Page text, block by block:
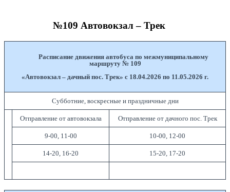
№109 Автовокзал – Трек
Расписание движения автобуса по межмуниципальному
маршруту № 109
«Автовокзал – дачный пос. Трек» с 18.04.2026 по 11.05.2026 г.
Субботние, воскресные и праздничные дни
Отправление от автовокзала Отправление от дачного пос. Трек
9-00, 11-00 10-00, 12-00
14-20, 16-20 15-20, 17-20